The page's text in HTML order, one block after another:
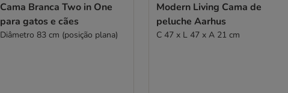
Cama Branca Two in One
para gatos e cães
Diâmetro 83 cm (posição plana)
Modern Living Cama de
peluche Aarhus
C 47 x L 47 x A 21 cm